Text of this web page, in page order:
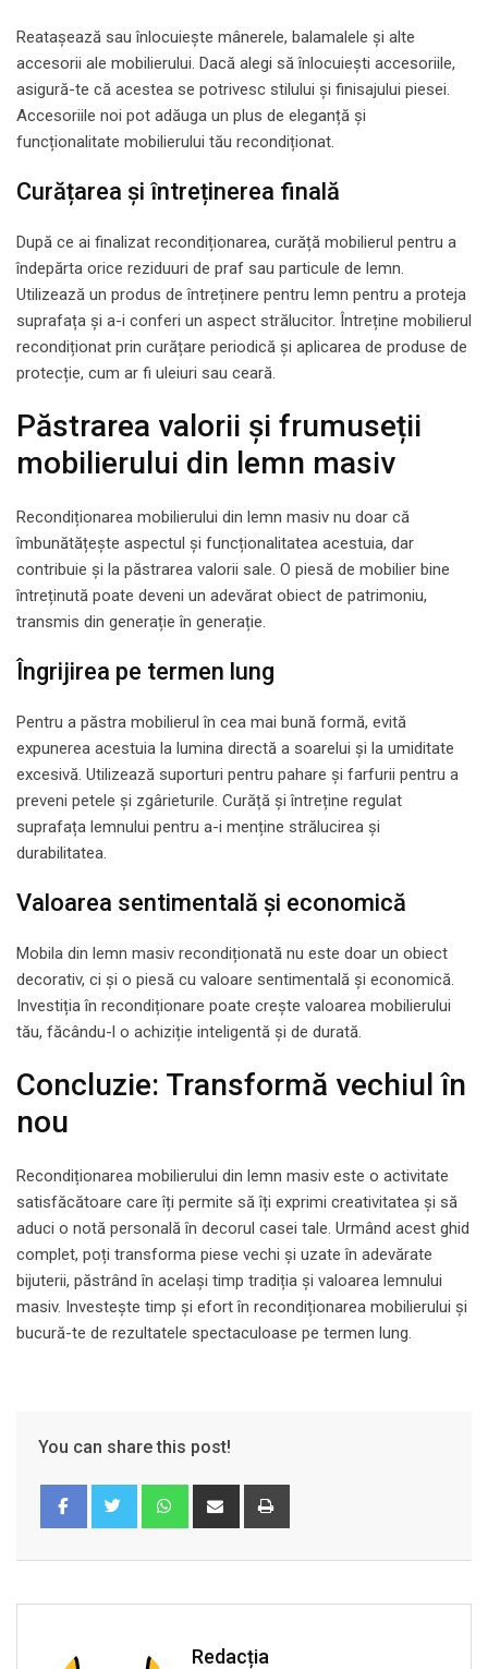
Reatașează sau înlocuiește mânerele, balamalele și alte
accesorii ale mobilierului. Dacă alegi să înlocuiești accesoriile,
asigură-te că acestea se potrivesc stilului și finisajului piesei.
Accesoriile noi pot adăuga un plus de eleganță și
funcționalitate mobilierului tău recondiționat.
Curățarea și întreținerea finală
După ce ai finalizat recondiționarea, curăță mobilierul pentru a
îndepărta orice reziduuri de praf sau particule de lemn.
Utilizează un produs de întreținere pentru lemn pentru a proteja
suprafața și a-i conferi un aspect strălucitor. Întreține mobilierul
recondiționat prin curățare periodică și aplicarea de produse de
protecție, cum ar fi uleiuri sau ceară.
Păstrarea valorii și frumuseții
mobilierului din lemn masiv
Recondiționarea mobilierului din lemn masiv nu doar că
îmbunătățește aspectul și funcționalitatea acestuia, dar
contribuie și la păstrarea valorii sale. O piesă de mobilier bine
întreținută poate deveni un adevărat obiect de patrimoniu,
transmis din generație în generație.
Îngrijirea pe termen lung
Pentru a păstra mobilierul în cea mai bună formă, evită
expunerea acestuia la lumina directă a soarelui și la umiditate
excesivă. Utilizează suporturi pentru pahare și farfurii pentru a
preveni petele și zgârieturile. Curăță și întreține regulat
suprafața lemnului pentru a-i menține strălucirea și
durabilitatea.
Valoarea sentimentală și economică
Mobila din lemn masiv recondiționată nu este doar un obiect
decorativ, ci și o piesă cu valoare sentimentală și economică.
Investiția în recondiționare poate crește valoarea mobilierului
tău, făcându-l o achiziție inteligentă și de durată.
Concluzie: Transformă vechiul în
nou
Recondiționarea mobilierului din lemn masiv este o activitate
satisfăcătoare care îți permite să îți exprimi creativitatea și să
aduci o notă personală în decorul casei tale. Urmând acest ghid
complet, poți transforma piese vechi și uzate în adevărate
bijuterii, păstrând în același timp tradiția și valoarea lemnului
masiv. Investește timp și efort în recondiționarea mobilierului și
bucură-te de rezultatele spectaculoase pe termen lung.
You can share this post!
WhatsappShare
Redacția